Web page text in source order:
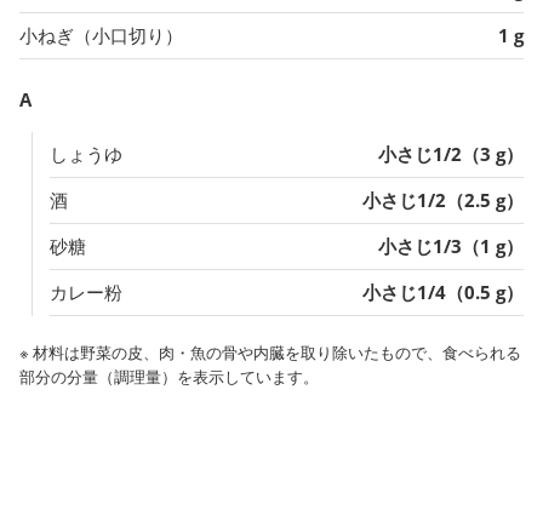
小ねぎ（小口切り）
1 g
A
しょうゆ
小さじ1/2（3 g）
酒
小さじ1/2（2.5 g）
砂糖
小さじ1/3（1 g）
カレー粉
小さじ1/4（0.5 g）
※ 材料は野菜の皮、肉・魚の骨や内臓を取り除いたもので、食べられる
部分の分量（調理量）を表示しています。